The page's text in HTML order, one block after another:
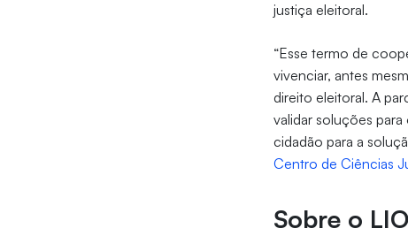
justiça eleitoral.
“Esse termo de
vivenciar, antes
direito eleitoral. A
validar soluções
cidadão para a
Centro de Ciências
Sobre o